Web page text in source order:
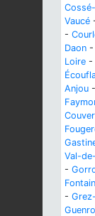
Vaucé
-
Daon -
Loire -
Anjou -
Val-
-
-